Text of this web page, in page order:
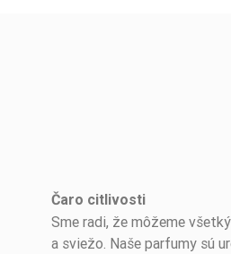
Čaro citlivosti
Sme radi, že môžeme
a sviežo. Naše parfumy sú
BUĎTE PRVÝ, KTO NAPÍŠE